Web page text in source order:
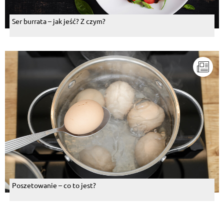
Ser burrata – jak jeść? Z czym?
Poszetowanie – co to jest?